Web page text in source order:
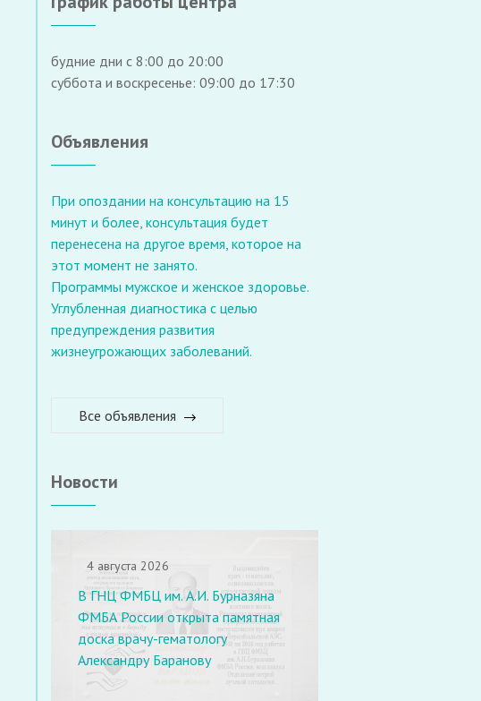
будние дни с 8:00 до 20:00
суббота и воскресенье: 09:00 до 17:30
Объявления
При опоздании на консультацию на 15
минут и более, консультация будет
перенесена на другое время, которое на
этот момент не занято.
Программы мужское и женское здоровье.
Углубленная диагностика с целью
предупреждения развития
жизнеугрожающих заболеваний.
Все объявления
Новости
4 августа 2026
В ГНЦ ФМБЦ им. А.И. Бурназяна
ФМБА России открыта памятная
доска врачу-гематологу
Александру Баранову